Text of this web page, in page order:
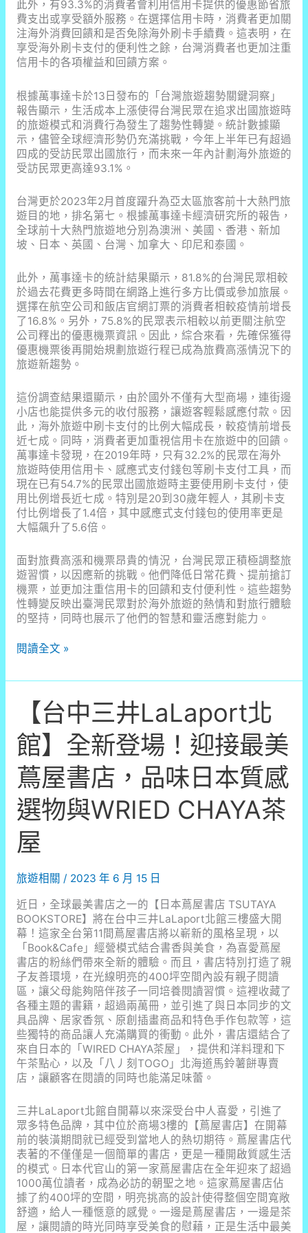
此外，有93.3%的消費者會利用信用卡提供的優惠節省旅
費支出或享受額外服務。在選擇信用卡時，消費者更加關
注海外消費回饋和是否免除海外刷卡手續費。這表明，在
享受海外刷卡支付的便利性之餘，台灣消費者也更加注重
信用卡的各項權益和回饋方案。
根據萬事達卡於13日發布的「台灣旅遊趨勢關鍵洞察」
報告顯示，生活成本上漲使得台灣民眾在追求出國旅遊時
的旅遊模式和消費行為發生了趨勢性轉變。統計數據顯
示，儘管全球經濟形勢仍充滿挑戰，今年上半年已有超過
四成的受訪民眾出國旅行，而未來一年內計劃海外旅遊的
受訪民眾更高達93.1%。
台灣更於2023年2月首度躍升為亞太區旅客前十大熱門旅
遊目的地，排名第七。根據萬事達卡經濟研究所的報告，
全球前十大熱門旅遊地分別為澳洲、美國、香港、新加
坡、日本、英國、台灣、加拿大、印尼和泰國。
此外，萬事達卡的統計結果顯示，81.8%的台灣民眾相較
於過去花費更多時間在網路上進行多方比價或參加旅展。
選擇在航空公司和飯店官網訂票的消費者相較疫情前增長
了16.8%。另外，75.8%的民眾表示相較以前更關注航空
公司釋出的優惠機票資訊。因此，綜合來看，先確保獲得
優惠機票後再開始規劃旅遊行程已成為旅費高漲情況下的
旅遊新趨勢。
這份調查結果還顯示，由於國外不僅有大型商場，連街邊
小店也能提供多元的收付服務，讓遊客輕鬆感應付款。因
此，海外旅遊中刷卡支付的比例大幅成長，較疫情前增長
近七成。同時，消費者更加重視信用卡在旅遊中的回饋。
萬事達卡發現，在2019年時，只有32.2%的民眾在海外
旅遊時使用信用卡、感應式支付錢包等刷卡支付工具，而
現在已有54.7%的民眾出國旅遊時主要使用刷卡支付，使
用比例增長近七成。特別是20到30歲年輕人，其刷卡支
付比例增長了1.4倍，其中感應式支付錢包的使用率更是
大幅飆升了5.6倍。
面對旅費高漲和機票昂貴的情況，台灣民眾正積極調整旅
遊習慣，以因應新的挑戰。他們降低日常花費、提前搶訂
機票，並更加注重信用卡的回饋和支付便利性。這些趨勢
性轉變反映出臺灣民眾對於海外旅遊的熱情和對旅行體驗
的堅持，同時也展示了他們的智慧和靈活應對能力。
台
費
高
漲、
機
票
昂
貴
出
現
大
遊
趨
勢
轉
變
閱讀全文 »
【台中三井LaLaport北
館】全新登場！迎接最美
蔦屋書店，品味日本質感
選物與WRIED CHAYA茶
屋
旅遊相關 / 2023 年 6 月 15 日
近日，全球最美書店之一的【日本蔦屋書店 TSUTAYA
BOOKSTORE】將在台中三井LaLaport北館三樓盛大開
幕！這家全台第11間蔦屋書店將以嶄新的風格呈現，以
「Book&Cafe」經營模式結合書香與美食，為喜愛蔦屋
書店的粉絲們帶來全新的體驗。而且，書店特別打造了親
子友善環境，在光線明亮的400坪空間內設有親子閱讀
區，讓父母能夠陪伴孩子一同培養閱讀習慣。這裡收藏了
各種主題的書籍，超過兩萬冊，並引進了與日本同步的文
具品牌、居家香氛、原創插畫商品和特色手作包款等，這
些獨特的商品讓人充滿購買的衝動。此外，書店還結合了
來自日本的「WIRED CHAYA茶屋」，提供和洋料理和下
午茶點心，以及「八丿刻TOGO」北海道馬鈴薯餅專賣
店，讓顧客在閱讀的同時也能滿足味蕾。
三井LaLaport北館自開幕以來深受台中人喜愛，引進了
眾多特色品牌，其中位於商場3樓的【蔦屋書店】在開幕
前的裝潢期間就已經受到當地人的熱切期待。蔦屋書店代
表著的不僅僅是一個簡單的書店，更是一種開啟質感生活
的模式。日本代官山的第一家蔦屋書店在全年迎來了超過
1000萬位讀者，成為必訪的朝聖之地。這家蔦屋書店佔
據了約400坪的空間，明亮挑高的設計使得整個空間寬敞
舒適，給人一種愜意的感覺。一邊是蔦屋書店，一邊是茶
屋，讓閱讀的時光同時享受美食的慰藉，正是生活中最美